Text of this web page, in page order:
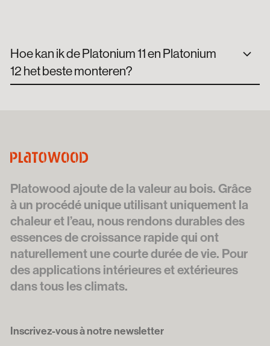
Hoe kan ik de Platonium 11 en Platonium
12 het beste monteren?
Platowood ajoute de la valeur au bois. Grâce
à un procédé unique utilisant uniquement la
chaleur et l’eau, nous rendons durables des
essences de croissance rapide qui ont
naturellement une courte durée de vie. Pour
des applications intérieures et extérieures
dans tous les climats.
Inscrivez-vous à notre newsletter